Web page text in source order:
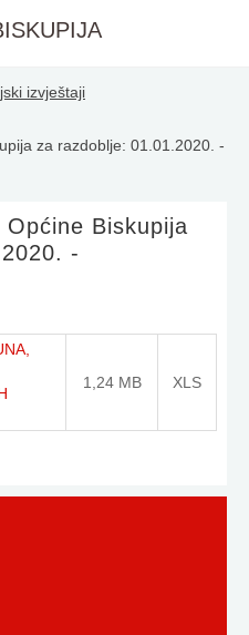
izvještaji
za razdoblje: 01.01.2020. -
Biskupija
-
1,24 MB XLS